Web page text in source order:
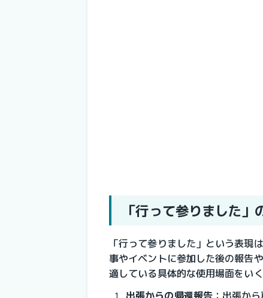
「行って参りました
「行って参りました」という表現
事やイベントに参加した後の報告
適している具体的な使用場面をいく